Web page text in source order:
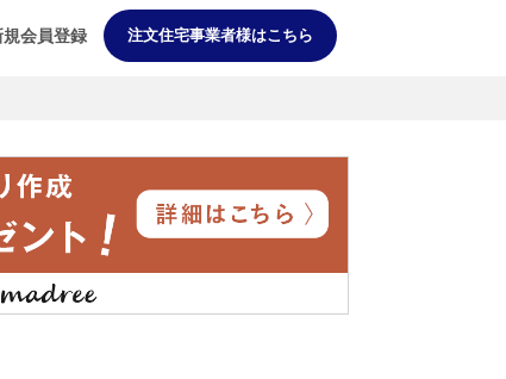
規会員登録 注文住宅事業者様はこちら